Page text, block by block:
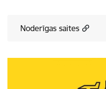
Noderīgas saites